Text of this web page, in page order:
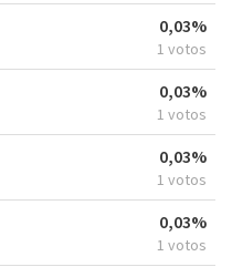
0,03%
1 votos
0,03%
1 votos
0,03%
1 votos
0,03%
1 votos